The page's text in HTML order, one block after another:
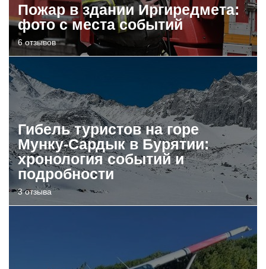
Пожар в здании Иргиредмета:
фото с места событий
6 отзывов
Гибель туристов на горе
Мунку-Сардык в Бурятии:
хронология событий и
подробности
3 отзыва